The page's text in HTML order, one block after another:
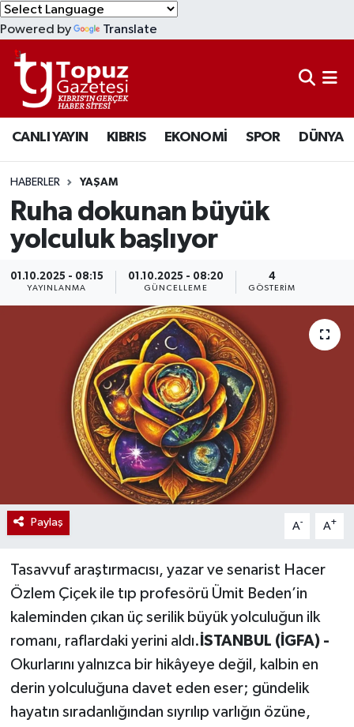
Powered by Translate
CANLI YAYIN KIBRIS EKONOMİ SPOR DÜNYA
HABERLER YAŞAM
Ruha dokunan büyük
yolculuk başlıyor
01.10.2025 - 08:15
YAYINLANMA
01.10.2025 - 08:20
GÜNCELLEME
4
GÖSTERIM
Paylaş A- A+
Tasavvuf araştırmacısı, yazar ve senarist Hacer
Özlem Çiçek ile tıp profesörü Ümit Beden’in
kaleminden çıkan üç serilik büyük yolculuğun ilk
romanı, raflardaki yerini aldı. İSTANBUL (İGFA) -
Okurlarını yalnızca bir hikâyeye değil, kalbin en
derin yolculuğuna davet eden eser; gündelik
hayatın sıradanlığından sıyrılıp varlığın özüne,
KIBRIS
DÜNYA
EKONOMİ
MAGAZİN
SAĞLIK
TÜRKİYE
Lefkoşa Nöbetçi Eczaneler
Lefkoşa Hava Durumu
Lefkoşa Trafik Yoğunluk Haritası
Süper Lig Puan Durumu ve Fikstür
Tüm Manşetler